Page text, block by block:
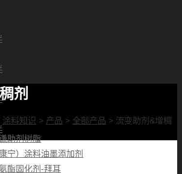
助剂树脂
宁）涂料油墨添加剂
酯固化剂-拜耳
剂
涂料知识 > 产品 > 全部产品 > 流变助剂&增稠